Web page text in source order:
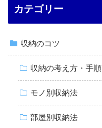
カテゴリー
収納のコツ
収納の考え方・手順
モノ別収納法
部屋別収納法